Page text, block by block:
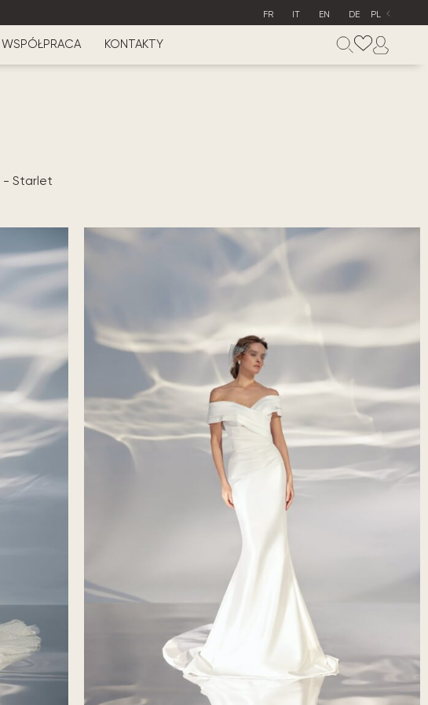
FR IT EN DE PL
WSPÓŁPRACA KONTAKTY
- Starlet